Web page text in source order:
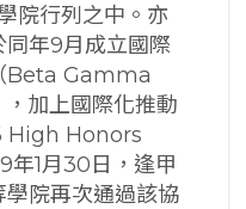
院行列之中。亦
年9月成立國際
Beta Gamma
加上國際化推動
High Honors
1月30日，逢甲
院再次通過該協